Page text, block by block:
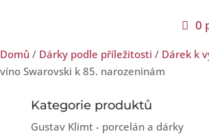
0
Domů / Dárky podle příležitosti / Dárek k
víno Swarovski k 85. narozeninám
Kategorie produktů
Gustav Klimt - porcelán a dárky